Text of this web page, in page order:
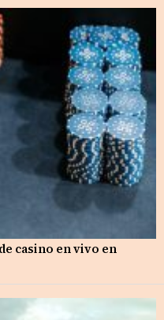
casino en vivo en